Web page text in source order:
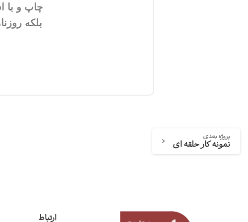
چاپ و با
بلکه
پروژه بعدی
نمونه کار حلقه ای
ارتباط